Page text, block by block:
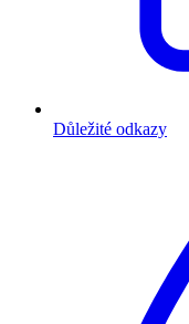
Důležité odkazy